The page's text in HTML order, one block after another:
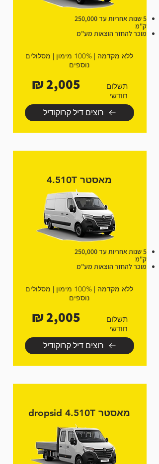
5 שנות אחריות עד 250,000
ק"מ
מוכר להחזר הוצאות מע"מ
ללא מקדמה | 100% מימון | מסלולים
נוספים
2,005 ₪
תשלום
חודשי
רוצים דיל קרוקודיל
מאסטר 4.510T
5 שנות אחריות עד 250,000
ק"מ
מוכר להחזר הוצאות מע"מ
ללא מקדמה | 100% מימון | מסלולים
נוספים
2,005 ₪
תשלום
חודשי
רוצים דיל קרוקודיל
מאסטר dropsid 4.510T